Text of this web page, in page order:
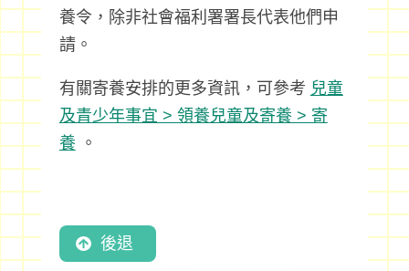
養令，除非社會福利署署長代表他們申
請。
有關寄養安排的更多資訊，可參考 兒童
及青少年事宜 > 領養兒童及寄養 > 寄
養。
後退